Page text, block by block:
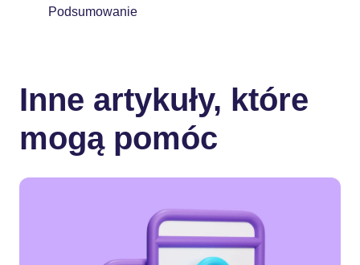
Podsumowanie
Inne artykuły, które
mogą pomóc